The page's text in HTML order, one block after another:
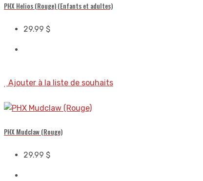
PHX Helios (Rouge) (Enfants et adultes)
29.99 $
Ajouter à la liste de souhaits
PHX Mudclaw (Rouge)
29.99 $